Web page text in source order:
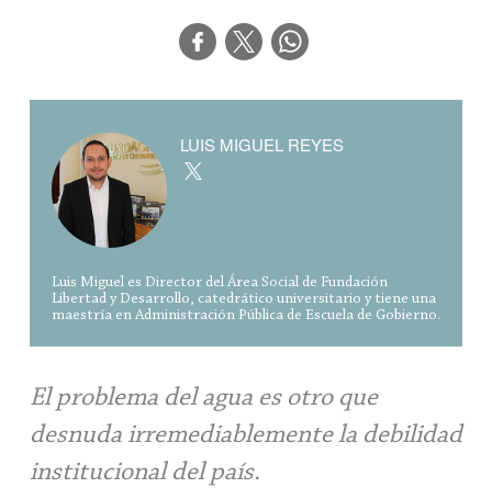
El problema del agua es otro que
desnuda irremediablemente la debilidad
institucional del país.
LUIS MIGUEL REYES
Luis Miguel es Director del Área Social de Fundación
Libertad y Desarrollo, catedrático universitario y tiene una
maestría en Administración Pública de Escuela de Gobierno.